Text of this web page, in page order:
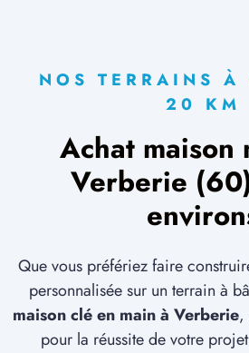
NOS TERRAINS À
20 KM
Achat maison
Verberie
Que vous préfériez faire
personnalisée sur un terrain à
maison clé en main à Verberie,
pour la réussite de votre